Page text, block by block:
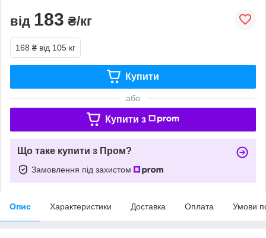
від 183 ₴/кг
168 ₴ від 105 кг
Купити
або
Купити з
Що таке купити з Пром?
Замовлення під захистом
Опис Характеристики Доставка Оплата Умови